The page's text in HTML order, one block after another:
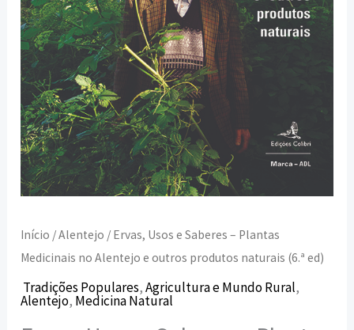
Início /Alentejo / Ervas, Usos e Saberes – Plantas
Medicinais no Alentejo e outros produtos naturais (6.ª ed)
Tradições Populares,Agricultura e Mundo Rural,
Alentejo, Medicina Natural